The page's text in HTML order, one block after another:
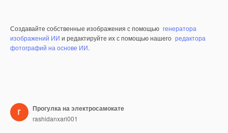
Создавайте собственные изображения с помощью генератора
изображений ИИ и редактируйте их с помощью нашего редактора
фотографий на основе ИИ.
Прогулка на электросамокате
rashidanxari001